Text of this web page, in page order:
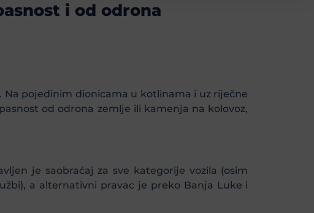
i od odrona
Na pojedinim dionicama u kotlinama i uz riječne
od odrona zemlje ili kamenja na kolovoz,
je saobraćaj za sve kategorije vozila (osim
a alternativni pravac je preko Banja Luke i